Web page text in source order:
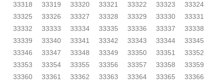
33318
33319 33320 33321 33322 33323
33324
33325
33326 33327 33328 33329 33330
33331
33332
33333 33334 33335 33336 33337
33338
33339
33340 33341 33342 33343 33344
33345
33346
33347 33348 33349 33350 33351
33352
33353
33354 33355 33356 33357 33358
33359
33360
33361 33362 33363 33364 33365
33366